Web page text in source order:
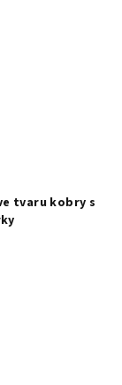
tvaru kobry s